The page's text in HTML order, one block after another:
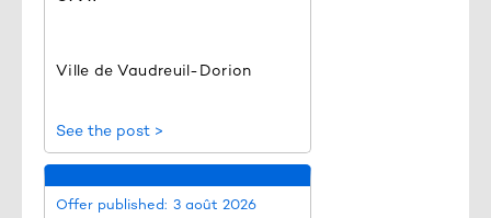
Ville de Vaudreuil-Dorion
See the post >
Offer published: 3 août 2026